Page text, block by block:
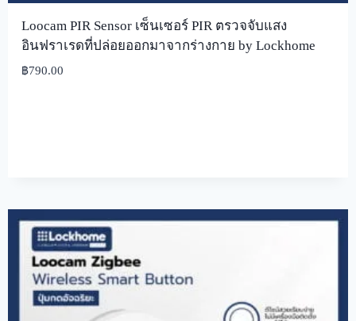
Loocam PIR Sensor เซ็นเซอร์ PIR ตรวจจับแสง
อินฟราเรดที่ปล่อยออกมาจากร่างกาย by Lockhome
฿790.00